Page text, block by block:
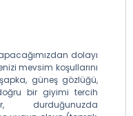
dolayı
mevsim koşullarını
güneş gözlüğü,
bir giyimi tercih
durduğunuzda